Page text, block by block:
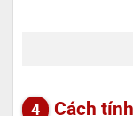
Cách